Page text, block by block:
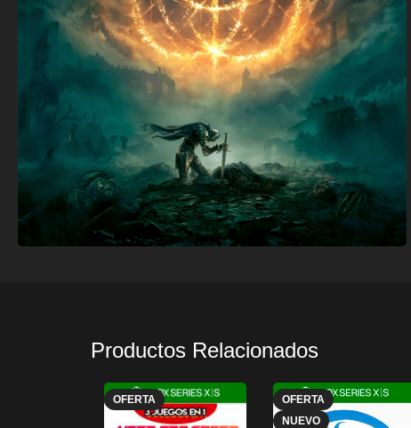
Productos Relacionados
OFERTA
OFERTA
NUEVO